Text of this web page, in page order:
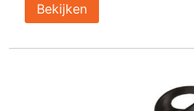
Bekijken